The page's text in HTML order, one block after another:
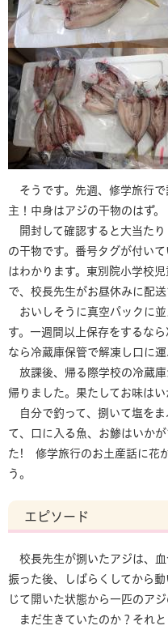
そうです。先週、修学旅行で
主！中身はアジの干物のはず。
開封して確認すると大当た
の干物です。番号タグが付い
はわかります。東別院小学校
で、校長先生がお昼休みに配送
おいしそうに真空パックに並
す。一週間以上保存をするな
なら冷蔵庫保管で解凍し口に運
放課後、帰る際学校の冷蔵庫
帰りました。果たしてお味は
自分で釣って、捌いて塩をま
て、口に入る魚、お鯵はいか
た! 修学旅行のお土産話に花
う。
エピソード
校長先生が捌いたアジは、血
振った後、しばらくしてから
じて開いた状態から一匹のア
まだ生きていたのか？それと